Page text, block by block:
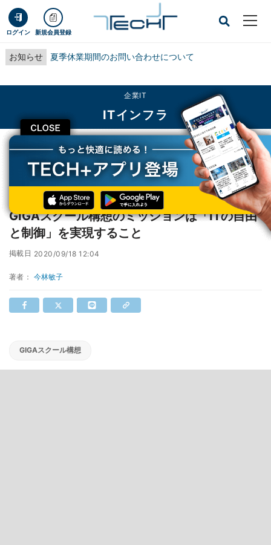
ログイン 新規会員登録
お知らせ 夏季休業期間のお問い合わせについて
CLOSE
企業IT
ITインフラ
TECH+ 企業IT
ITインフラ
GIGAスクール構想のミッションは「ITの自由と制御」を実現すること
GIGAスクール構想のミッションは「ITの自由
と制御」を実現すること
掲載日 2020/09/18 12:04
著者： 今林敏子
GIGAスクール構想